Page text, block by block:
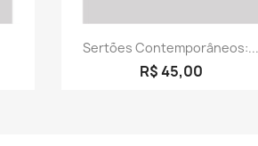
Visualização rápida
Sertões Contemporâneos:...
R$ 45,00